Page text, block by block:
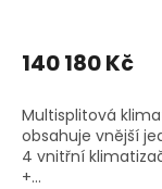
140 180 Kč
Multisplitová
obsahuje vnější
4 vnitřní
+...